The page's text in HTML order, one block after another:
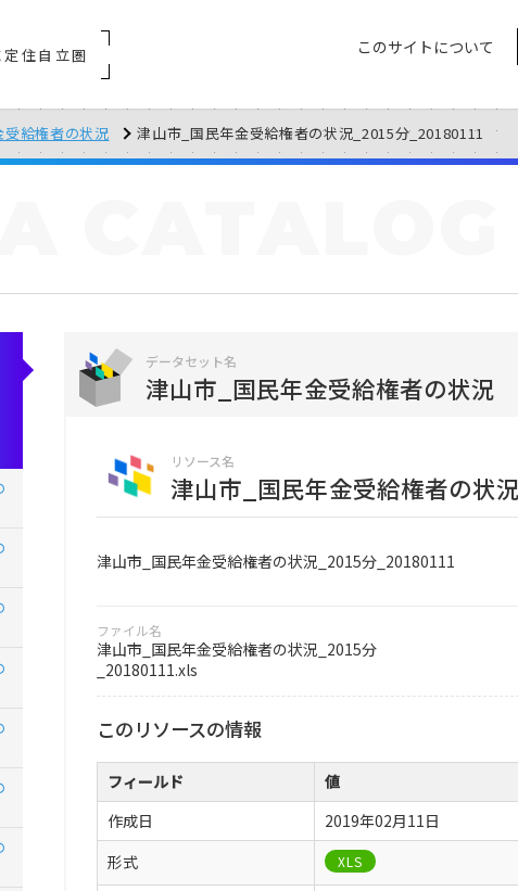
住自立圏 このサイトについて
給権者の状況 津山市_国民年金受給権者の状況_2015分_20180111
データセット名
津山市_国民年金受給権者の状況
リソース名
津山市_国民年金受給権者の状
津山市_国民年金受給権者の状況_2015分_20180111
ファイル名
津山市_国民年金受給権者の状況_2015分
_20180111.xls
このリソースの情報
フィールド
値
作成日
2019年02月11日
形式
XLS